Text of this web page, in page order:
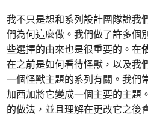
我不只是想和系列設計團隊說我
們為何這麼做。我們做了許多個
些選擇的由來也是很重要的。在
在之前是如何看待怪獸，以及我
一個怪獸主題的系列有關。我們
加西加將它變成一個主要的主題
的做法，並且理解在更改它之後